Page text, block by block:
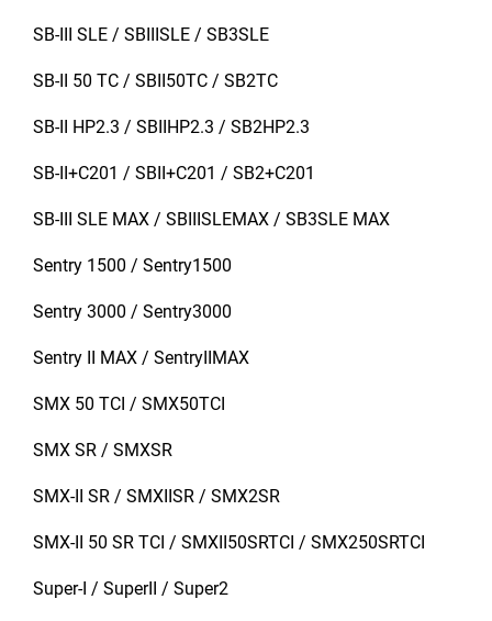
SB-III SLE / SBIIISLE / SB3SLE
SB-II 50 TC / SBII50TC / SB2TC
SB-II HP2.3 / SBIIHP2.3 / SB2HP2.3
SB-II+C201 / SBII+C201 / SB2+C201
SB-III SLE MAX / SBIIISLEMAX / SB3SLE MAX
Sentry 1500 / Sentry1500
Sentry 3000 / Sentry3000
Sentry II MAX / SentryIIMAX
SMX 50 TCI / SMX50TCI
SMX SR / SMXSR
SMX-II SR / SMXIISR / SMX2SR
SMX-II 50 SR TCI / SMXII50SRTCI / SMX250SRTCI
Super-I / SuperII / Super2